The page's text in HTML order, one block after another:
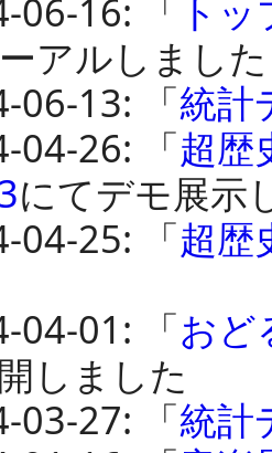
06-16: 「 ト
アルしました
06-13: 「統計
04-26: 「超歴
にてデモ展示
04-25: 「超歴
04-01: 「おど
しました
03-27: 「統計